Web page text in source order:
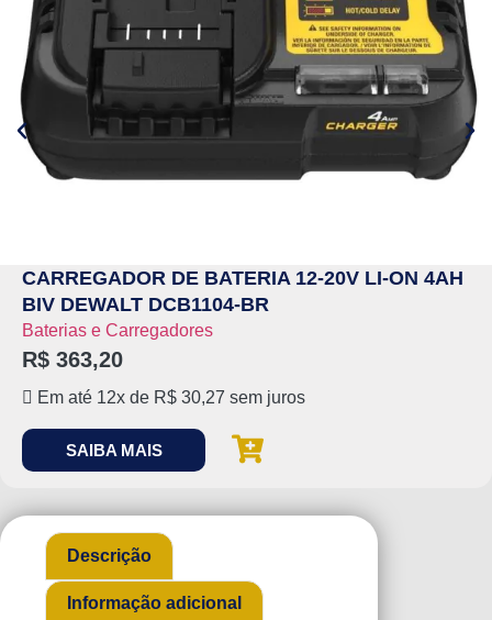
CARREGADOR DE BATERIA 12-20V LI-ON 4AH
BIV DEWALT DCB1104-BR
Baterias e Carregadores
R$ 363,20
Em até 12x de R$ 30,27 sem juros
SAIBA MAIS
Descrição
Informação adicional